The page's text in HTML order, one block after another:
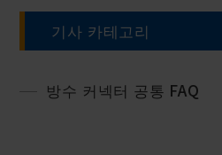
기사 카테고리
방수 커넥터 공통 FAQ